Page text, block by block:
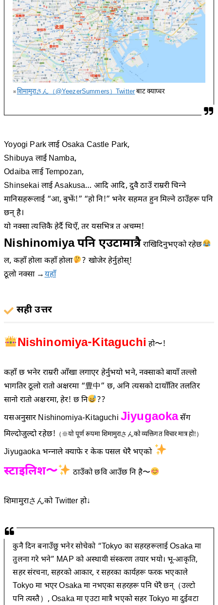
※शिमामुराさん（@YeezerSummers）Twitterबाट क्याप्चर
Yoyogi Park लाई Osaka Castle Park,
Shibuya लाई Namba,
Odaiba लाई Tempozan,
Shinsekai लाई Asakusa… आदि आदि, दुवै ठाउँ राम्ररी चिन्ने
मानिसहरूलाई “आ, बुझें!” “हो नि!” भनेर सहमत हुन मिल्ने ठाउँहरू पनि
छन् है।
यो नक्सा त्यत्तिकै हेर्दै थिएँ, तर यसभित्र त अचम्म!
Nishinomiya पनिएउटामात्रैराखिदिनुभएको रहेछ
ल, कहाँ होला कहाँ होला
? खोजेर हेर्नुहोस्!
ठूलो नक्सा →यहाँ
सही उत्तर
Nishinomiya-Kitaguchi हो〜!
कहाँ छ भनेर राम्ररी आँखा लगाएर हेर्नुभयो भने, नक्साको बायाँ तल्लो
भागतिर ठूलो रातो अक्षरमा “豊中” छ, अनि त्यसको दायाँतिर तलतिर
सानो रातो अक्षरमा, हेर! छ नि
??
यसअनुसार Nishinomiya-Kitaguchi Jiyugaokaसँग
मिल्दोजुल्दो रहेछ! （※यो पूर्ण रूपमा शिमामुराさんको व्यक्तिगत विचार मात्र हो!）
Jiyugaoka भन्नाले क्याफे र केक पसल धेरै भएको
स्टाइलिश〜 ठाउँको छवि आउँछ नि है〜
शिमामुराさんको Twitter हो↓
कुनै दिन बनाउँछु भनेर सोचेको “Tokyo का सहरहरूलाई Osaka मा
तुलना गरे भने” MAP को अस्थायी संस्करण तयार भयो। भू-आकृति,
सहर संरचना, सहरको आकार, र सहरका कार्यहरू फरक भएकाले
Tokyo मा भएर Osaka मा नभएका सहरहरू पनि धेरै छन्（उल्टो
पनि त्यस्तै）, Osaka मा एउटा मात्रै भएको सहर Tokyo मा दुईवटा